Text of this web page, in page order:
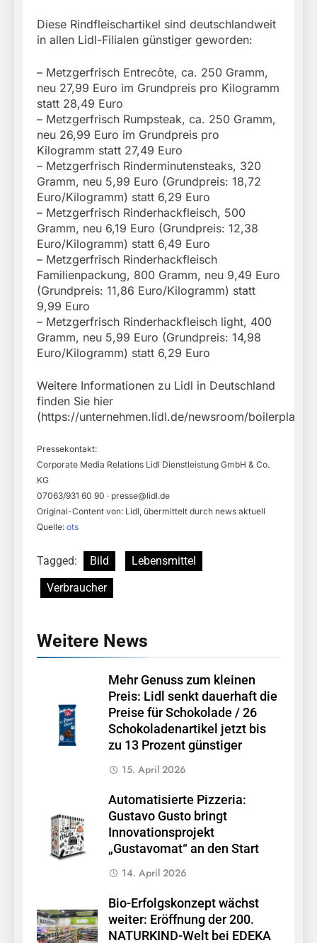
Diese Rindfleischartikel sind deutschlandweit
in allen Lidl-Filialen günstiger geworden:
– Metzgerfrisch Entrecôte, ca. 250 Gramm,
neu 27,99 Euro im Grundpreis pro Kilogramm
statt 28,49 Euro
– Metzgerfrisch Rumpsteak, ca. 250 Gramm,
neu 26,99 Euro im Grundpreis pro
Kilogramm statt 27,49 Euro
– Metzgerfrisch Rinderminutensteaks, 320
Gramm, neu 5,99 Euro (Grundpreis: 18,72
Euro/Kilogramm) statt 6,29 Euro
– Metzgerfrisch Rinderhackfleisch, 500
Gramm, neu 6,19 Euro (Grundpreis: 12,38
Euro/Kilogramm) statt 6,49 Euro
– Metzgerfrisch Rinderhackfleisch
Familienpackung, 800 Gramm, neu 9,49 Euro
(Grundpreis: 11,86 Euro/Kilogramm) statt
9,99 Euro
– Metzgerfrisch Rinderhackfleisch light, 400
Gramm, neu 5,99 Euro (Grundpreis: 14,98
Euro/Kilogramm) statt 6,29 Euro
Weitere Informationen zu Lidl in Deutschland
finden Sie hier
(https://unternehmen.lidl.de/newsroom/boilerplate).
Pressekontakt:
Corporate Media Relations Lidl Dienstleistung GmbH & Co.
KG
07063/931 60 90 · presse@lidl.de
Original-Content von: Lidl, übermittelt durch news aktuell
Quelle: ots
Tagged: Bild
Lebensmittel
Verbraucher
Weitere News
Mehr Genuss zum kleinen
Preis: Lidl senkt dauerhaft die
Preise für Schokolade / 26
Schokoladenartikel jetzt bis
zu 13 Prozent günstiger
15. April 2026
Automatisierte Pizzeria:
Gustavo Gusto bringt
Innovationsprojekt
„Gustavomat“ an den Start
14. April 2026
Bio-Erfolgskonzept wächst
weiter: Eröffnung der 200.
NATURKIND-Welt bei EDEKA